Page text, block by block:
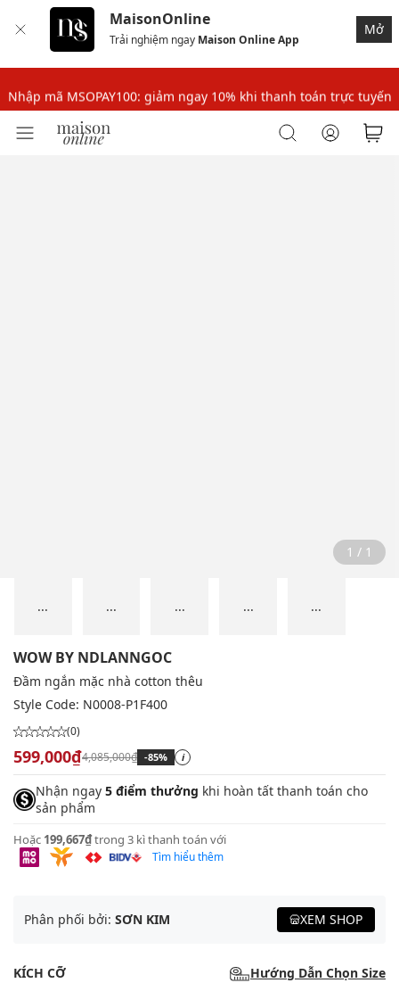
MaisonOnline
Trải nghiệm ngay Maison Online App
Mở
Nhập mã MSOPAY100: giảm ngay 10% khi thanh toán trực tuyến
Nhập mã: MSOXINCHAO - Giảm 10% đơn đầu cho thành viên mới!
Nhập mã MSOPAY100: giảm ngay 10% khi thanh toán trực tuyến
Nhập mã: MSOXINCHAO - Giảm 10% đơn đầu cho thành viên mới!
1 / 1
... ... ... ... ...
WOW BY NDLANNGOC
Đầm ngắn mặc nhà cotton thêu
Style Code: N0008-P1F400
(0)
599,000₫4,085,000₫ -85% i
Nhận ngay 5 điểm thưởng khi hoàn tất thanh toán cho
sản phẩm
Hoặc 199,667₫trong 3 kì thanh toán với
Tìm hiểu thêm
Phân phối bởi: SƠN KIM XEM SHOP
KÍCH CỠ Hướng Dẫn Chọn Size